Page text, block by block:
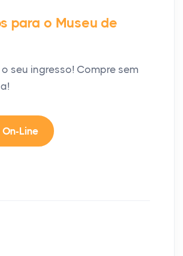
para o Museu de
seu ingresso! Compre sem
Line